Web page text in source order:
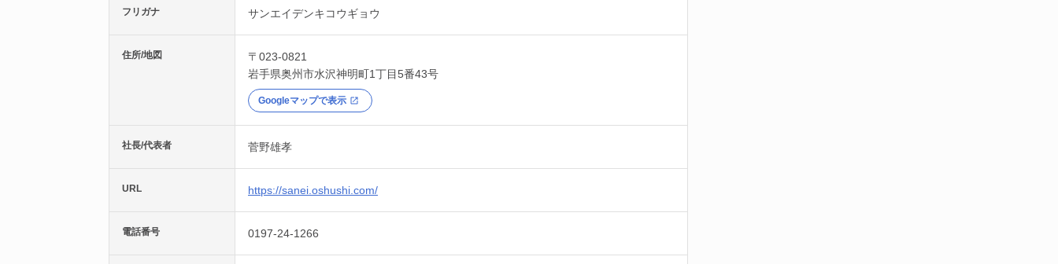
フリガナ サンエイデンキコウギョウ
住所/地図
〒023-0821
岩手県奥州市水沢神明町1丁目5番43号
Googleマップで表示
社長/代表者 菅野雄孝
URL https://sanei.oshushi.com/
電話番号 0197-24-1266